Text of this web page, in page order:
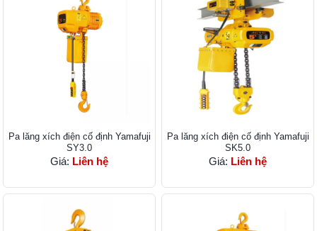
Pa lăng xích điện cố định Yamafuji
SY3.0
Giá: Liên hệ
Pa lăng xích điện cố định Yamafuji
SK5.0
Giá: Liên hệ